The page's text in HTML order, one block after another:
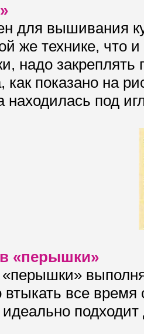
для вышивания
же технике, что
надо закреплять
как показано на
находилась под
«перышки»
втыкать все
подходит